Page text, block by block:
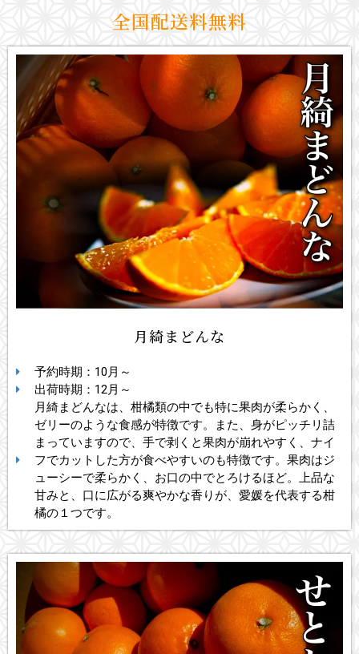
全国配送料無料
月綺まどんな
予約時期：10月～
出荷時期：12月～
月綺まどんなは、柑橘類の中でも特に果肉が柔らかく、
ゼリーのような食感が特徴です。また、身がピッチリ詰
まっていますので、手で剥くと果肉が崩れやすく、ナイ
フでカットした方が食べやすいのも特徴です。果肉はジ
ューシーで柔らかく、お口の中でとろけるほど。上品な
甘みと、口に広がる爽やかな香りが、愛媛を代表する柑
橘の１つです。